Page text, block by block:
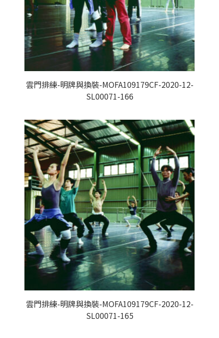
雲門排練-明牌與換裝-MOFA109179CF-2020-12-
SL00071-166
雲門排練-明牌與換裝-MOFA109179CF-2020-12-
SL00071-165